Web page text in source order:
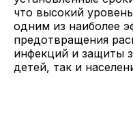
что высокий
одним из наиболее
предотвращения
инфекций и защиты
детей, так и